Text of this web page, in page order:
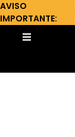
AVISO
IMPORTANTE: